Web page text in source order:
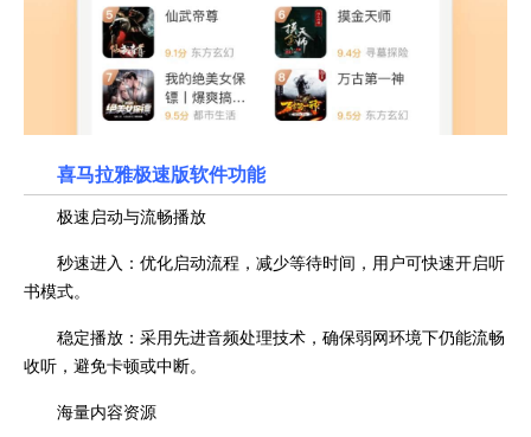
喜马拉雅极速版软件功能
极速启动与流畅播放
秒速进入：优化启动流程，减少等待时间，用户可快速开启听
书模式。
稳定播放：采用先进音频处理技术，确保弱网环境下仍能流畅
收听，避免卡顿或中断。
海量内容资源